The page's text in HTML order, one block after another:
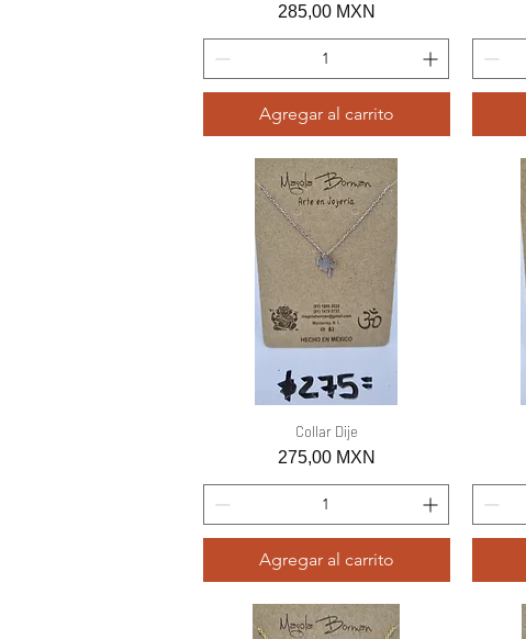
Precio
285,00 MXN
Agregar al carrito
Vista rápida
Collar Dije
Precio
275,00 MXN
Agregar al carrito